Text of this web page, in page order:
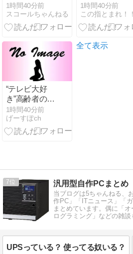
けて7億円貯
めたのにガン
で死ぬかも。
た」
1時間40分前
スコールちゃんねる
日本を高く評
価「真珠湾攻
撃以外は非常
1時間40分前
この指とまれ！！
“テレビ大好
き”高齢者の
｢テレビ離れ｣
が始まった…
10代後半～20
1時間40分前
げーすぽch
全て表示
7 汎用型自作PCまとめ
当ブログは5ちゃんねる、
作PC」「ITニュース」「
まとめています。偶に「
ログラミング」などの雑談
UPSっている？ 使ってる奴いる？